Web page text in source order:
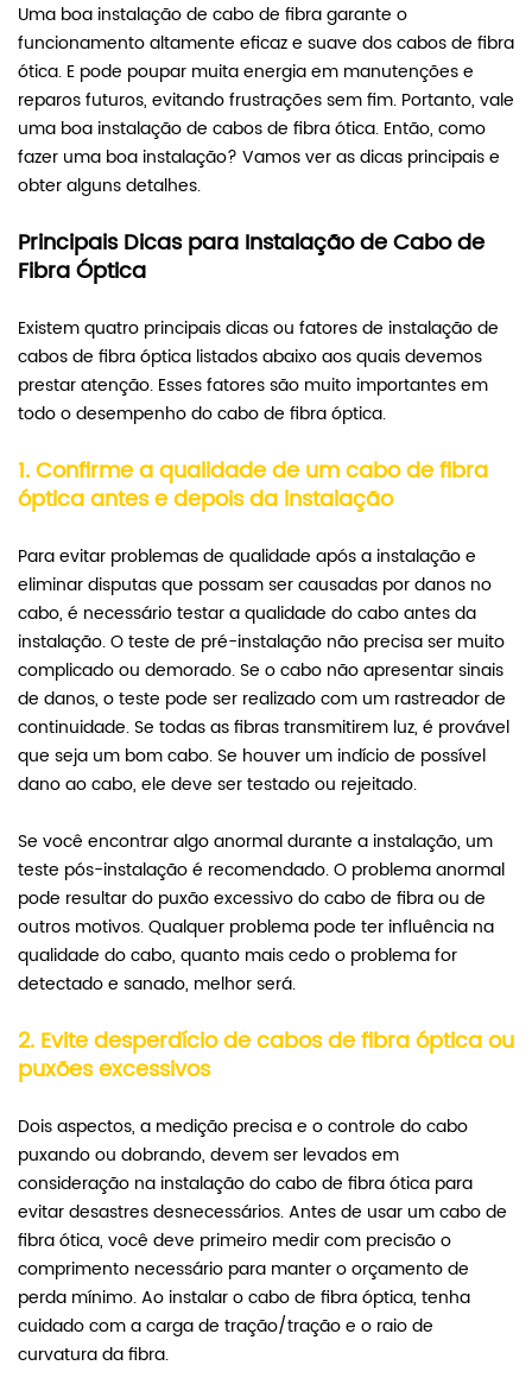
Uma boa instalação de cabo de fibra garante o
funcionamento altamente eficaz e suave dos cabos de fibra
ótica. E pode poupar muita energia em manutenções e
reparos futuros, evitando frustrações sem fim. Portanto, vale
uma boa instalação de cabos de fibra ótica. Então, como
fazer uma boa instalação? Vamos ver as dicas principais e
obter alguns detalhes.
Principais Dicas para Instalação de Cabo de
Fibra Óptica
Existem quatro principais dicas ou fatores de instalação de
cabos de fibra óptica listados abaixo aos quais devemos
prestar atenção. Esses fatores são muito importantes em
todo o desempenho do cabo de fibra óptica.
1. Confirme a qualidade de um cabo de fibra
óptica antes e depois da instalação
Para evitar problemas de qualidade após a instalação e
eliminar disputas que possam ser causadas por danos no
cabo, é necessário testar a qualidade do cabo antes da
instalação. O teste de pré-instalação não precisa ser muito
complicado ou demorado. Se o cabo não apresentar sinais
de danos, o teste pode ser realizado com um rastreador de
continuidade. Se todas as fibras transmitirem luz, é provável
que seja um bom cabo. Se houver um indício de possível
dano ao cabo, ele deve ser testado ou rejeitado.
Se você encontrar algo anormal durante a instalação, um
teste pós-instalação é recomendado. O problema anormal
pode resultar do puxão excessivo do cabo de fibra ou de
outros motivos. Qualquer problema pode ter influência na
qualidade do cabo, quanto mais cedo o problema for
detectado e sanado, melhor será.
2. Evite desperdício de cabos de fibra óptica ou
puxões excessivos
Dois aspectos, a medição precisa e o controle do cabo
puxando ou dobrando, devem ser levados em
consideração na instalação do cabo de fibra ótica para
evitar desastres desnecessários. Antes de usar um cabo de
fibra ótica, você deve primeiro medir com precisão o
comprimento necessário para manter o orçamento de
perda mínimo. Ao instalar o cabo de fibra óptica, tenha
cuidado com a carga de tração/tração e o raio de
curvatura da fibra.